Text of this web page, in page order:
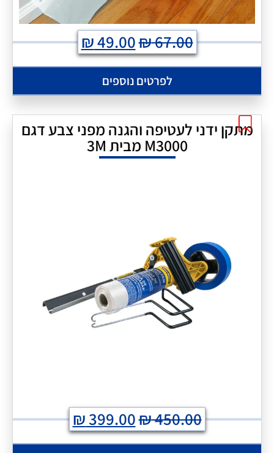
₪67.00
₪49.00
לפרטים נוספים
מתקן ידני לעטיפה והגנה מפני צבע דגם
M3000 מבית 3M
₪450.00
₪399.00